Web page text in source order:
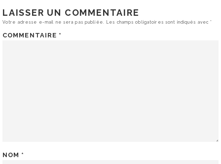
LAISSER UN COMMENTAIRE
Votre adresse e-mail ne sera pas publiée. Les champs obligatoires sont indiqués avec*
COMMENTAIRE *
NOM *